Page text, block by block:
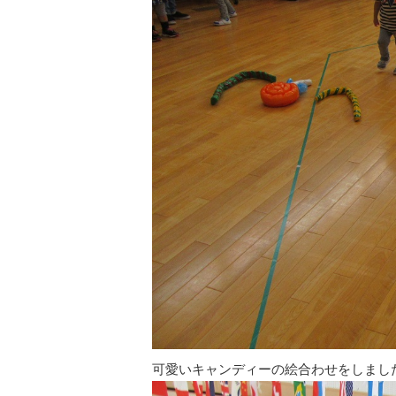
可愛いキャンディーの絵合わせをしまし